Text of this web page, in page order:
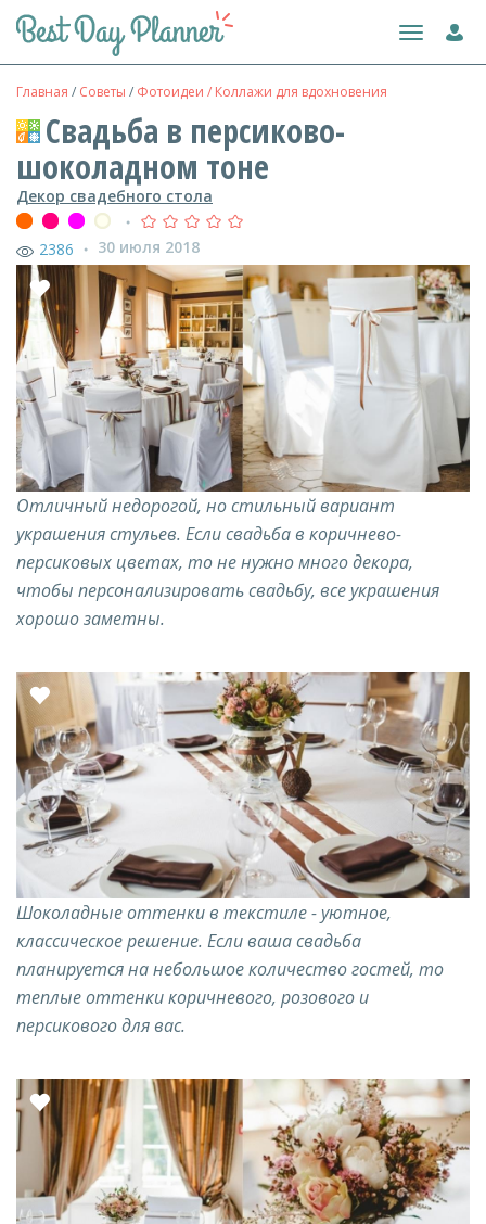
Toggle
Главная / Советы / Фотоидеи / Коллажи для вдохновения
Свадьба в персиково-
шоколадном тоне
Декор свадебного стола
●
2386 ● 30 июля 2018
Отличный недорогой, но стильный вариант
украшения стульев. Если свадьба в коричнево-
персиковых цветах, то не нужно много декора,
чтобы персонализировать свадьбу, все украшения
хорошо заметны.
Шоколадные оттенки в текстиле - уютное,
классическое решение. Если ваша свадьба
планируется на небольшое количество гостей, то
теплые оттенки коричневого, розового и
персикового для вас.